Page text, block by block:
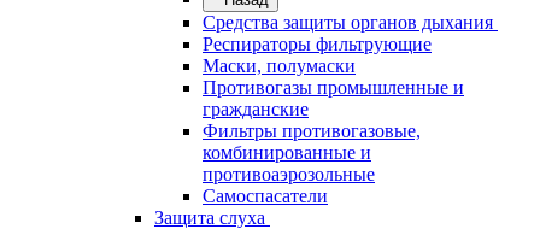
Средства защиты органов дыхания
Респираторы фильтрующие
Маски, полумаски
Противогазы промышленные и
гражданские
Фильтры противогазовые,
комбинированные и
противоаэрозольные
Самоспасатели
Защита слуха